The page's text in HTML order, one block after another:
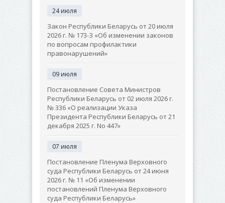
24 июля
Закон Республики Беларусь от 20 июля
2026 г. № 173-З «Об изменении законов
по вопросам профилактики
правонарушений»
09 июля
Постановление Совета Министров
Республики Беларусь от 02 июля 2026 г.
№ 336 «О реализации Указа
Президента Республики Беларусь от 21
декабря 2025 г. No 447»
07 июля
Постановление Пленума Верховного
суда Республики Беларусь от 24 июня
2026 г. № 11 «Об изменении
постановлений Пленума Верховного
суда Республики Беларусь»